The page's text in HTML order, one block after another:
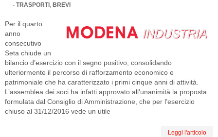
- TRASPORTI , BREVI
Per il quarto
anno
consecutivo
Seta chiude un
bilancio d’esercizio con il segno positivo, consolidando
ulteriormente il percorso di rafforzamento economico e
patrimoniale che ha caratterizzato i primi cinque anni di attività.
L’assemblea dei soci ha infatti approvato all’unanimità la proposta
formulata dal Consiglio di Amministrazione, che per l’esercizio
chiuso al 31/12/2016 vede un utile
Leggi l'articolo